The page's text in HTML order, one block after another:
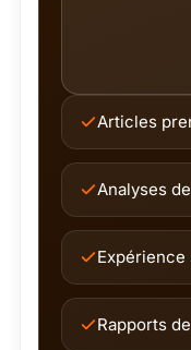
Articles
Analyses
Rapports